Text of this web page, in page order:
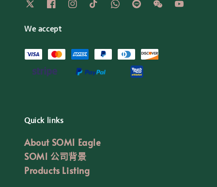
We accept
Quick links
About SOM1 Eagle
SOM1 公司背景
Products Listing